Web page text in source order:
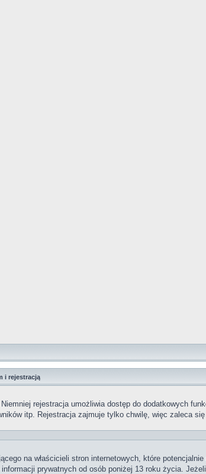
i rejestracją
rejestracja umożliwia dostęp do dodatkowych
itp. Rejestracja zajmuje tylko chwilę, więc zaleca
na właścicieli stron internetowych, które
prywatnych od osób poniżej 13 roku życia.